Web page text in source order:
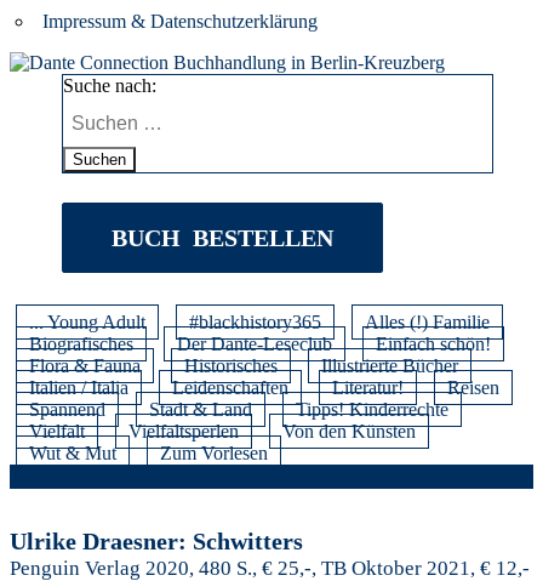
Impressum & Datenschutzerklärung
Suche nach:
Suchen
BUCH BESTELLEN
... Young Adult #blackhistory365
Alles (!) Familie
Biografisches
Der Dante-Leseclub
Einfach schön!
Flora & Fauna
Historisches
Illustrierte Bücher
Italien / Italia
Leidenschaften Literatur!
Reisen
Spannend
Stadt & Land
Tipps! Kinderrechte
Vielfalt
Vielfaltsperlen
Von den Künsten
Wut & Mut
Zum Vorlesen
Ulrike Draesner: Schwitters
Penguin Verlag 2020, 480 S., € 25,-, TB Oktober 2021, € 12,-